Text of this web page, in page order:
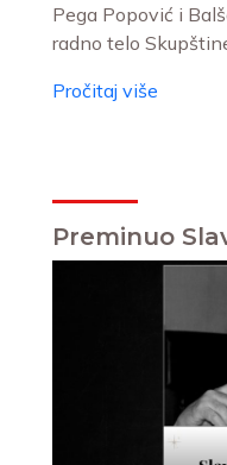
Pega Popović i
radno telo
Pročitaj više
Preminuo